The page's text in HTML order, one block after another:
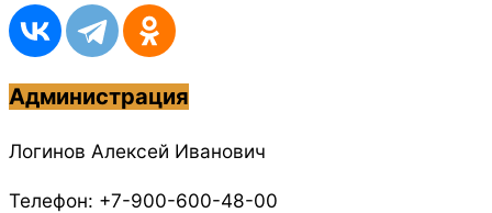
Администрация
Логинов Алексей Иванович
Телефон: +7-900-600-48-00